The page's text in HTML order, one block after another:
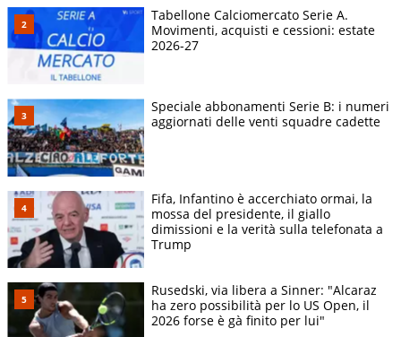
Tabellone Calciomercato Serie A.
Movimenti, acquisti e cessioni: estate
2026-27
Speciale abbonamenti Serie B: i numeri
aggiornati delle venti squadre cadette
Fifa, Infantino è accerchiato ormai, la
mossa del presidente, il giallo
dimissioni e la verità sulla telefonata a
Trump
Rusedski, via libera a Sinner: "Alcaraz
ha zero possibilità per lo US Open, il
2026 forse è gà finito per lui"